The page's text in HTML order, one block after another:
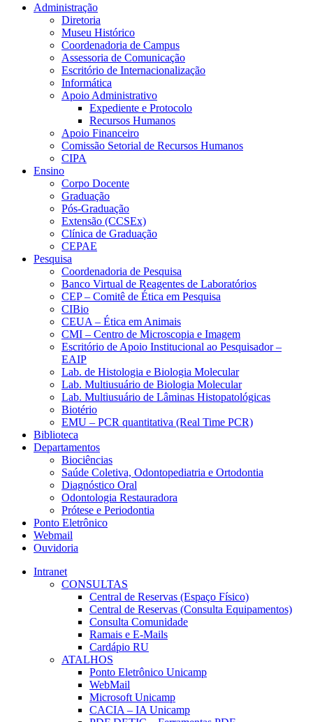
Administração
Diretoria
Museu Histórico
Coordenadoria de Campus
Assessoria de Comunicação
Escritório de Internacionalização
Informática
Apoio Administrativo
Expediente e Protocolo
Recursos Humanos
Apoio Financeiro
Comissão Setorial de Recursos Humanos
CIPA
Ensino
Corpo Docente
Graduação
Pós-Graduação
Extensão (CCSEx)
Clínica de Graduação
CEPAE
Pesquisa
Coordenadoria de Pesquisa
Banco Virtual de Reagentes de Laboratórios
CEP – Comitê de Ética em Pesquisa
CIBio
CEUA – Ética em Animais
CMI – Centro de Microscopia e Imagem
Escritório de Apoio Institucional ao Pesquisador –
EAIP
Lab. de Histologia e Biologia Molecular
Lab. Multiusuário de Biologia Molecular
Lab. Multiusuário de Lâminas Histopatológicas
Biotério
EMU – PCR quantitativa (Real Time PCR)
Biblioteca
Departamentos
Biociências
Saúde Coletiva, Odontopediatria e Ortodontia
Diagnóstico Oral
Odontologia Restauradora
Prótese e Periodontia
Ponto Eletrônico
Webmail
Ouvidoria
Intranet
CONSULTAS
Central de Reservas (Espaço Físico)
Central de Reservas (Consulta Equipamentos)
Consulta Comunidade
Ramais e E-Mails
Cardápio RU
ATALHOS
Ponto Eletrônico Unicamp
WebMail
Microsoft Unicamp
CACIA – IA Unicamp